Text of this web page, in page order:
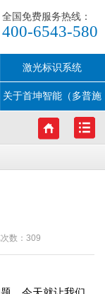
全国免费服务热线：
400-6543-580
激光标识系统
关于首坤智能（多普施
激光）
数： 309